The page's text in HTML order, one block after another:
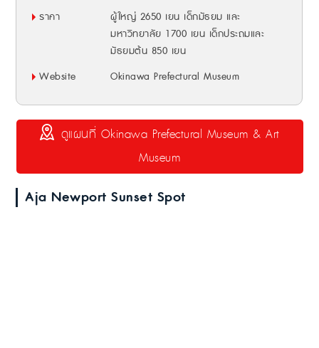
ราคา
ผู้ใหญ่ 2650 เยน เด็กมัธยม และ
มหาวิทยาลัย 1700 เยน เด็กประถมและ
มัธยมต้น 850 เยน
Website
Okinawa Prefectural Museum
ดูแผนที่ Okinawa Prefectural Museum & Art
Museum
Aja Newport Sunset Spot